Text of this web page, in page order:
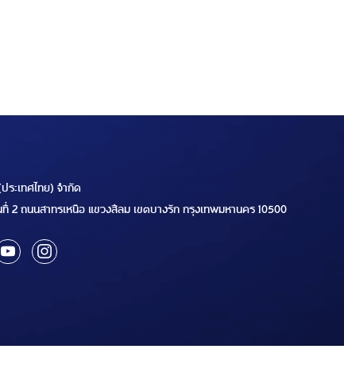
ะเทศไทย) จำกัด
2 ถนนสาทรเหนือ แขวงสีลม เขตบางรัก กรุงเทพมหานคร 10500